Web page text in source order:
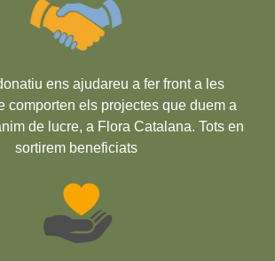
ens ajudareu a fer front a les
comporten els projectes que duem a
de lucre, a Flora Catalana. Tots en
sortirem beneficiats